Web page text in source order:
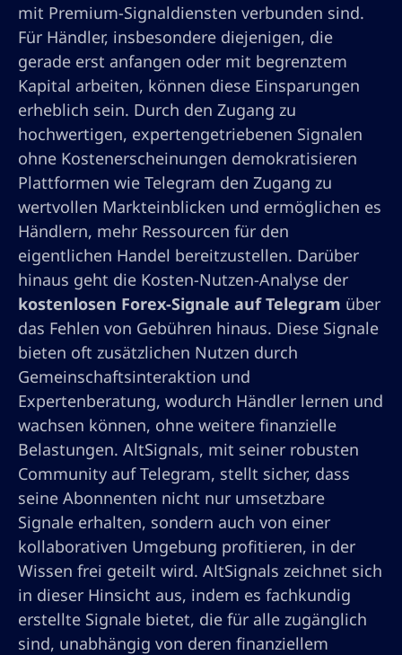
mit Premium-Signaldiensten verbunden sind.
Für Händler, insbesondere diejenigen, die
gerade erst anfangen oder mit begrenztem
Kapital arbeiten, können diese Einsparungen
erheblich sein. Durch den Zugang zu
hochwertigen, expertengetriebenen Signalen
ohne Kostenerscheinungen demokratisieren
Plattformen wie Telegram den Zugang zu
wertvollen Markteinblicken und ermöglichen es
Händlern, mehr Ressourcen für den
eigentlichen Handel bereitzustellen. Darüber
hinaus geht die Kosten-Nutzen-Analyse der
kostenlosen Forex-Signale auf Telegram über
das Fehlen von Gebühren hinaus. Diese Signale
bieten oft zusätzlichen Nutzen durch
Gemeinschaftsinteraktion und
Expertenberatung, wodurch Händler lernen und
wachsen können, ohne weitere finanzielle
Belastungen. AltSignals, mit seiner robusten
Community auf Telegram, stellt sicher, dass
seine Abonnenten nicht nur umsetzbare
Signale erhalten, sondern auch von einer
kollaborativen Umgebung profitieren, in der
Wissen frei geteilt wird. AltSignals zeichnet sich
in dieser Hinsicht aus, indem es fachkundig
erstellte Signale bietet, die für alle zugänglich
sind, unabhängig von deren finanziellem